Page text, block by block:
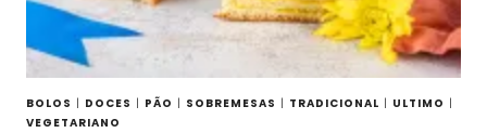
BOLOS | DOCES | PÃO | SOBREMESAS | TRADICIONAL | ULTIMO |
VEGETARIANO